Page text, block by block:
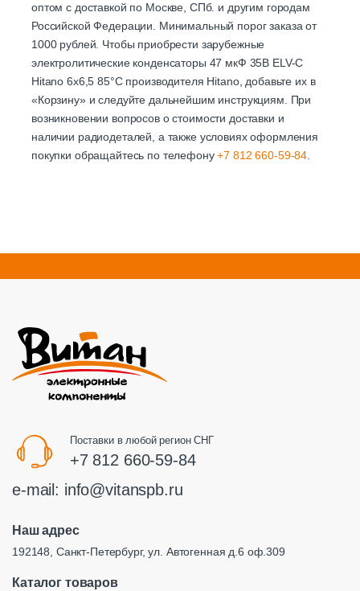
оптом с доставкой по Москве, СПб. и другим городам
Российской Федерации. Минимальный порог заказа от
1000 рублей. Чтобы приобрести зарубежные
электролитические конденсаторы 47 мкФ 35В ELV-C
Hitano 6х6,5 85°C производителя Hitano, добавьте их в
«Корзину» и следуйте дальнейшим инструкциям. При
возникновении вопросов о стоимости доставки и
наличии радиодеталей, а также условиях оформления
покупки обращайтесь по телефону+7 812 660-59-84.
Поставки в любой регион СНГ
+7 812 660-59-84
e-mail: info@vitanspb.ru
Наш адрес
192148, Санкт-Петербург, ул. Автогенная д.6 оф.309
Каталог товаров